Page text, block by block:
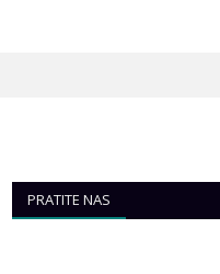
PRATITE NAS